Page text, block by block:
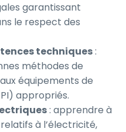
garantissant
le respect des
techniques:
méthodes de
équipements de
appropriés.
: apprendre à
à l’électricité,